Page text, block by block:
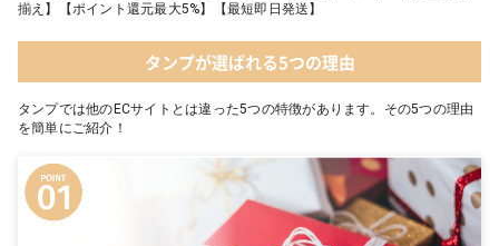
揃え】【ポイント還元最大5%】【最短即日発送】
タンプが選ばれる5つの理由
タンプでは他のECサイトとは違った5つの特徴があります。その5つの理由
を簡単にご紹介！